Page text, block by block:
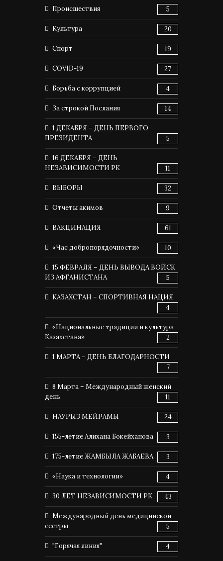
Происшествия 5
Культура 20
Спорт 19
COVID-19 27
Борьба с коррупцией 4
За строкой Послания 14
1 ДЕКАБРЯ – ДЕНЬ ПЕРВОГО
ПРЕЗИДЕНТА
5
16 ДЕКАБРЯ – ДЕНЬ
НЕЗАВИСИМОСТИ РК
11
ВЫБОРЫ 32
Отчеты акимов 9
ВАКЦИНАЦИЯ 61
«Час добропорядочности» 10
15 ФЕВРАЛЯ – ДЕНЬ ВЫВОДА ВОЙСК
ИЗ АФГАНИСТАНА
5
КАЗАХСТАН – СПОРТИВНАЯ НАЦИЯ
4
«Национальные традиции и культура
Казахстана»
2
1 МАРТА – ДЕНЬ БЛАГОДАРНОСТИ
7
8 Марта – Международный женский
день
11
НАУРЫЗ МЕЙРАМЫ 24
155-летие Алихана Бокейханова 3
175-летие ЖАМБЫЛА ЖАБАЕВА 3
«Наука и технологии» 4
30 ЛЕТ НЕЗАВИСИМОСТИ РК 43
Международный день медицинской
сестры
5
"Горячая линия" 4